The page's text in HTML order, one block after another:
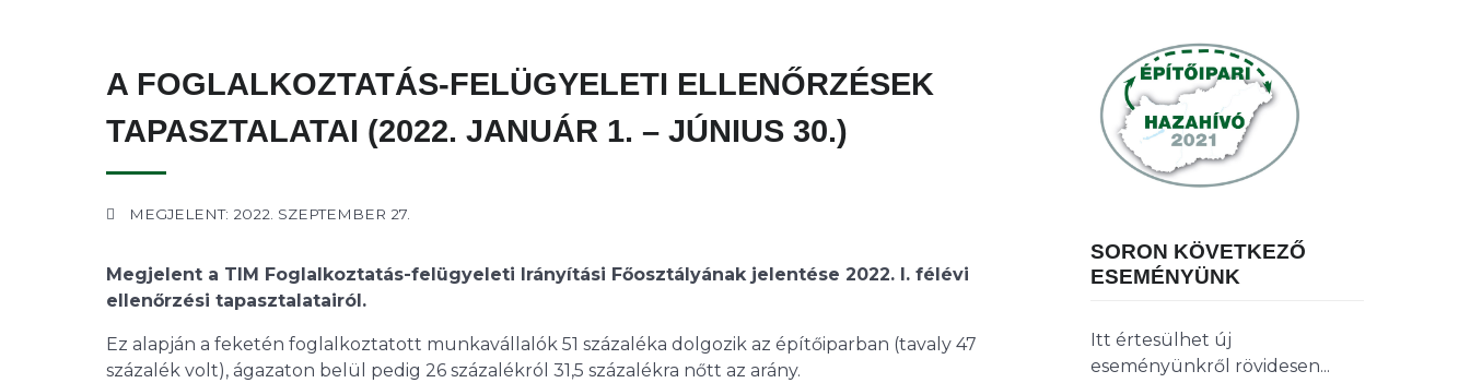
A FOGLALKOZTATÁS-FELÜGYELETI ELLENŐRZÉSEK
TAPASZTALATAI (2022. JANUÁR 1. – JÚNIUS 30.)
MEGJELENT: 2022. SZEPTEMBER 27.
Megjelent a TIM Foglalkoztatás-felügyeleti Irányítási Főosztályának jelentése 2022. I. félévi
ellenőrzési tapasztalatairól.
Ez alapján a feketén foglalkoztatott munkavállalók 51 százaléka dolgozik az építőiparban (tavaly 47
százalék volt), ágazaton belül pedig 26 százalékról 31,5 százalékra nőtt az arány.
SORON KÖVETKEZŐ
ESEMÉNYÜNK
Itt értesülhet új
eseményünkről rövidesen...